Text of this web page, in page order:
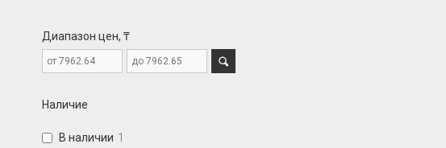
Диапазон цен, ₸
Наличие
В наличии 1